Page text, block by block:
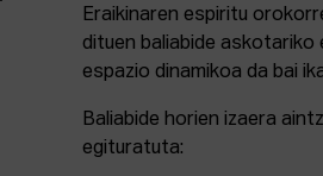
Eraikinaren espiritu
dituen baliabide askotariko
espazio dinamikoa da bai
Baliabide horien izaera
egituratuta: